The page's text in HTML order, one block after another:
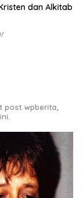
dan Alkitab
post wpberita,